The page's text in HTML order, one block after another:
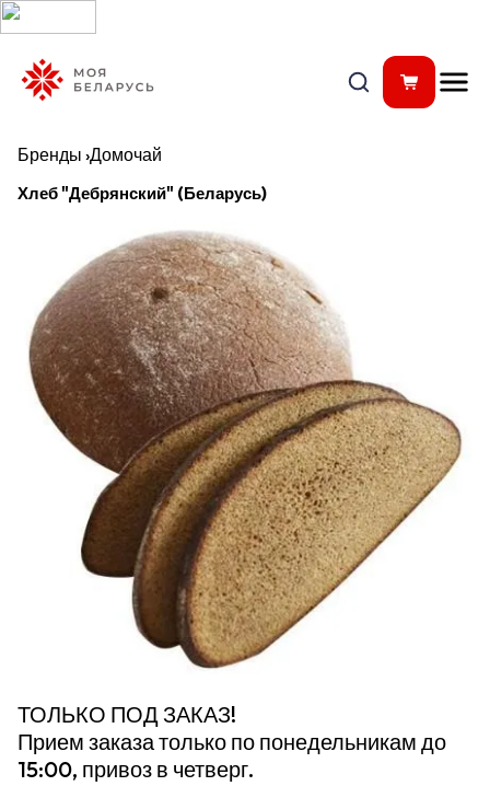
Бренды ›Домочай
Хлеб "Дебрянский" (Беларусь)
ТОЛЬКО ПОД ЗАКАЗ!
Прием заказа только по понедельникам до
15:00, привоз в четверг.